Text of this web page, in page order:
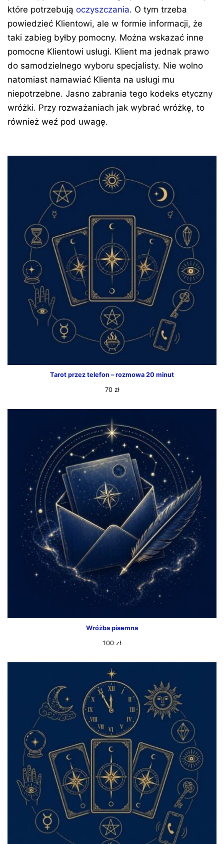
które potrzebują oczyszczania. O tym trzeba
powiedzieć Klientowi, ale w formie informacji, że
taki zabieg byłby pomocny. Można wskazać inne
pomocne Klientowi usługi. Klient ma jednak prawo
do samodzielnego wyboru specjalisty. Nie wolno
natomiast namawiać Klienta na usługi mu
niepotrzebne. Jasno zabrania tego kodeks etyczny
wróżki. Przy rozważaniach jak wybrać wróżkę, to
również weź pod uwagę.
Tarot przez telefon – rozmowa 20 minut
70 zł
Wróżba pisemna
100 zł